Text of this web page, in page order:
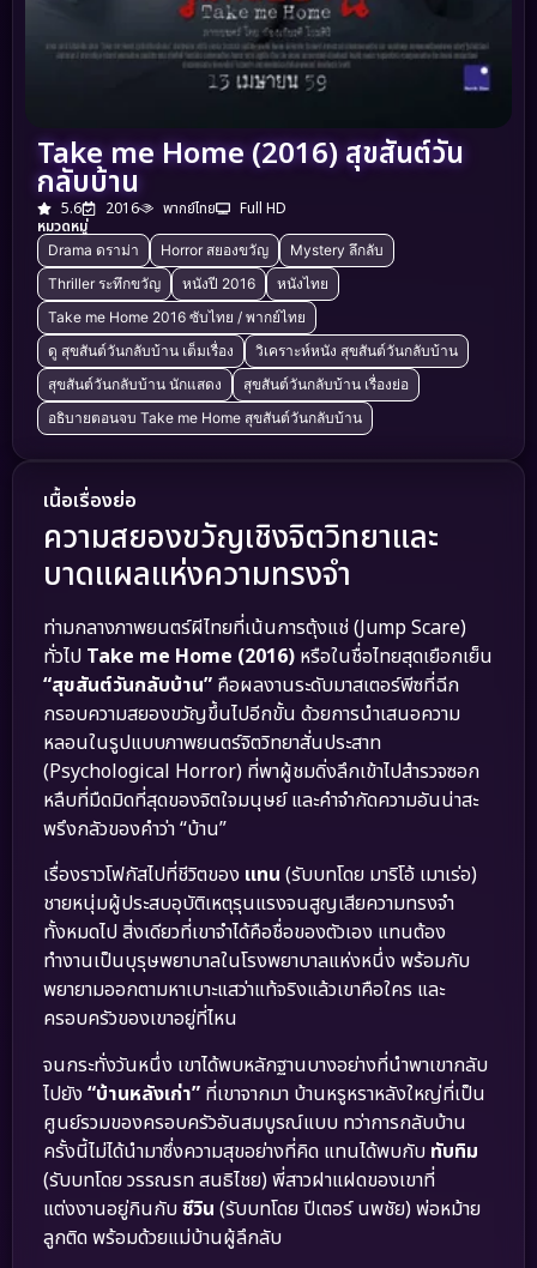
Take me Home (2016) สุขสันต์วัน
กลับบ้าน
5.6 2016 พากย์ไทย
Full HD
หมวดหมู่
Drama ดราม่า Horror สยองขวัญ
Mystery ลึกลับ
Thriller ระทึกขวัญ
หนังปี 2016
หนังไทย
Take me Home 2016 ซับไทย / พากย์ไทย
ดู สุขสันต์วันกลับบ้าน เต็มเรื่อง
วิเคราะห์หนัง สุขสันต์วันกลับบ้าน
สุขสันต์วันกลับบ้าน นักแสดง
สุขสันต์วันกลับบ้าน เรื่องย่อ
อธิบายตอนจบ Take me Home สุขสันต์วันกลับบ้าน
เนื้อเรื่องย่อ
ความสยองขวัญเชิงจิตวิทยาและ
บาดแผลแห่งความทรงจำ
ท่ามกลางภาพยนตร์ผีไทยที่เน้นการตุ้งแช่ (Jump Scare)
ทั่วไป Take me Home (2016) หรือในชื่อไทยสุดเยือกเย็น
“สุขสันต์วันกลับบ้าน” คือผลงานระดับมาสเตอร์พีซที่ฉีก
กรอบความสยองขวัญขึ้นไปอีกขั้น ด้วยการนำเสนอความ
หลอนในรูปแบบภาพยนตร์จิตวิทยาสั่นประสาท
(Psychological Horror) ที่พาผู้ชมดิ่งลึกเข้าไปสำรวจซอก
หลืบที่มืดมิดที่สุดของจิตใจมนุษย์ และคำจำกัดความอันน่าสะ
พรึงกลัวของคำว่า “บ้าน”
เรื่องราวโฟกัสไปที่ชีวิตของ แทน (รับบทโดย มาริโอ้ เมาเร่อ)
ชายหนุ่มผู้ประสบอุบัติเหตุรุนแรงจนสูญเสียความทรงจำ
ทั้งหมดไป สิ่งเดียวที่เขาจำได้คือชื่อของตัวเอง แทนต้อง
ทำงานเป็นบุรุษพยาบาลในโรงพยาบาลแห่งหนึ่ง พร้อมกับ
พยายามออกตามหาเบาะแสว่าแท้จริงแล้วเขาคือใคร และ
ครอบครัวของเขาอยู่ที่ไหน
จนกระทั่งวันหนึ่ง เขาได้พบหลักฐานบางอย่างที่นำพาเขากลับ
ไปยัง “บ้านหลังเก่า” ที่เขาจากมา บ้านหรูหราหลังใหญ่ที่เป็น
ศูนย์รวมของครอบครัวอันสมบูรณ์แบบ ทว่าการกลับบ้าน
ครั้งนี้ไม่ได้นำมาซึ่งความสุขอย่างที่คิด แทนได้พบกับ ทับทิม
(รับบทโดย วรรณรท สนธิไชย) พี่สาวฝาแฝดของเขาที่
แต่งงานอยู่กินกับชีวิน (รับบทโดย ปีเตอร์ นพชัย) พ่อหม้าย
ลูกติด พร้อมด้วยแม่บ้านผู้ลึกลับ